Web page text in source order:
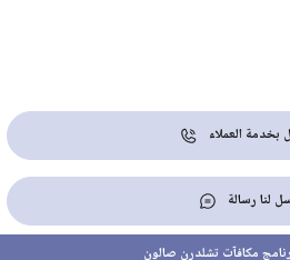
بخدمة العملاء
لنا رسالة
مكافآت تشلدرن صالون